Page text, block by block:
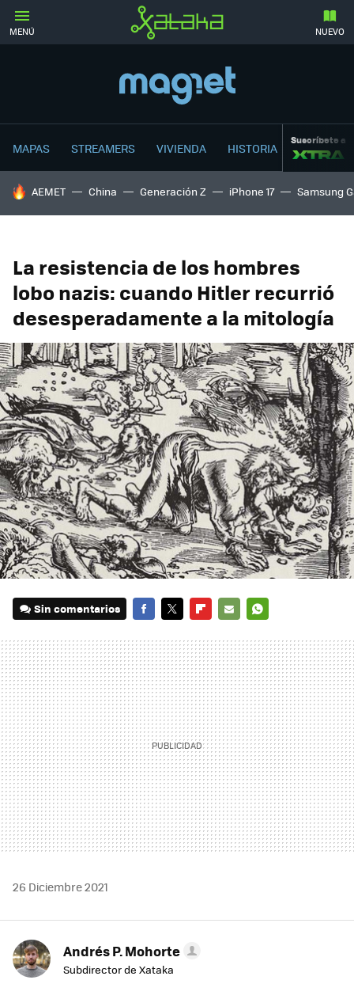
MENÚ NUEVO
MAPAS STREAMERS VIVIENDA HISTORIA Suscríbete a
HOY SE HABLA DE
AEMET China Generación Z iPhone 17 Samsung
La resistencia de los hombres
lobo nazis: cuando Hitler recurrió
desesperadamente a la mitología
Sin comentarios
MAIL
26 Diciembre 2021
Andrés P. Mohorte
Subdirector de Xataka